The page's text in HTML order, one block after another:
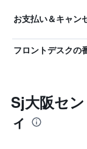
お支払い＆キャン
フロントデスクの
Sj大阪セ
ィ